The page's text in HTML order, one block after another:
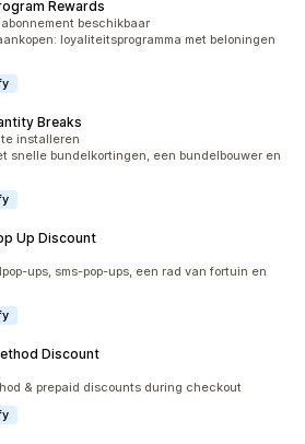
Rewards
beschikbaar
loyaliteitsprogramma met beloningen
Breaks
installeren
snelle bundelkortingen, een bundelbouwer en
Up Discount
ups, sms-pop-ups, een rad van fortuin en
Discount
& prepaid discounts during checkout